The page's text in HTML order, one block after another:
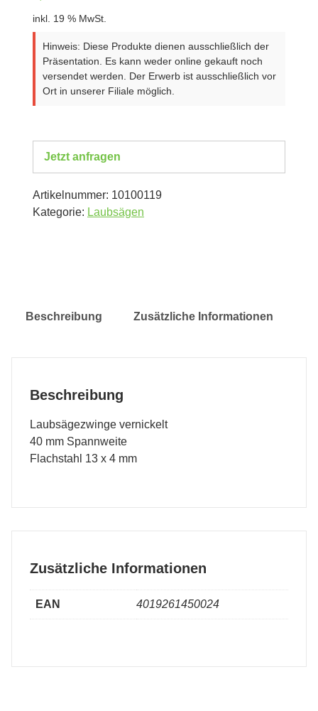
inkl. 19 % MwSt.
Hinweis: Diese Produkte dienen ausschließlich der
Präsentation. Es kann weder online gekauft noch
versendet werden. Der Erwerb ist ausschließlich vor
Ort in unserer Filiale möglich.
Jetzt anfragen
Artikelnummer: 10100119
Kategorie: Laubsägen
Beschreibung Zusätzliche Informationen
Beschreibung
Laubsägezwinge vernickelt
40 mm Spannweite
Flachstahl 13 x 4 mm
Zusätzliche Informationen
EAN 4019261450024